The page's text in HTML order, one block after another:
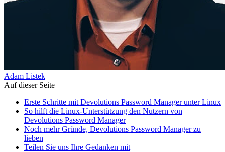
Adam Listek
Auf dieser Seite
Erste Schritte mit Devolutions Password Manager unter Linux
So hilft die Linux-Unterstützung den Nutzern von
Devolutions Password Manager
Noch mehr Gründe, Devolutions Password Manager zu
lieben
Teilen Sie uns Ihre Gedanken mit